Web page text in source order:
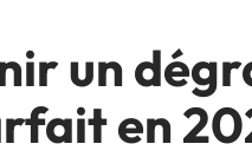
un
en